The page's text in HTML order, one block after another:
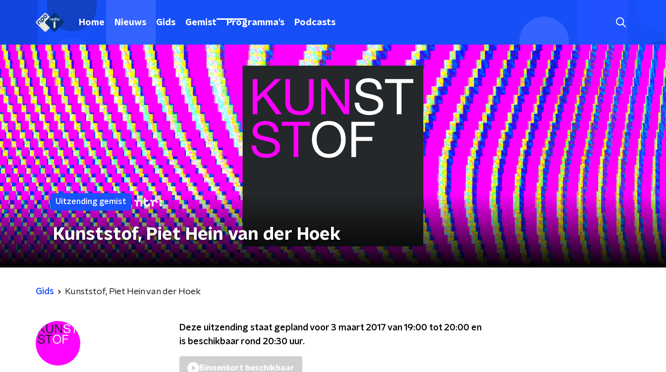
Home Nieuws Gids Gemist Programma's Podcasts
Uitzending gemist
Kunststof, Piet Hein van der Hoek
Gids Kunststof, Piet Hein van der Hoek
Deze uitzending staat gepland voor 3 maart 2017 van 19:00 tot 20:00 en
is beschikbaar rond 20:30 uur.
Binnenkort beschikbaar